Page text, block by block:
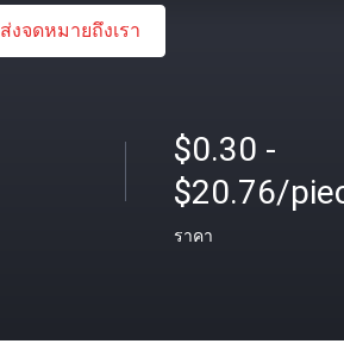
ส่งจดหมายถึงเรา
$0.30 -
$20.76/
ราคา